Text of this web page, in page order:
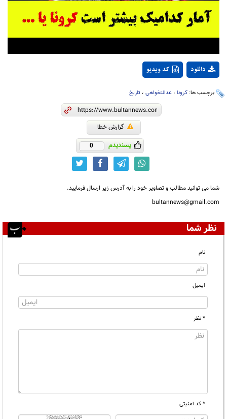
Video
کد ویدیو دانلود
برچسب ها: کرونا ، عدالتخواهی ، تاریخ
گزارش خطا
پسندیدم 0
شما می توانید مطالب و تصاویر خود را به آدرس زیر ارسال فرمایید.
bultannews@gmail.com
نظر شما
نام
ایمیل
* نظر
* کد امنیتی